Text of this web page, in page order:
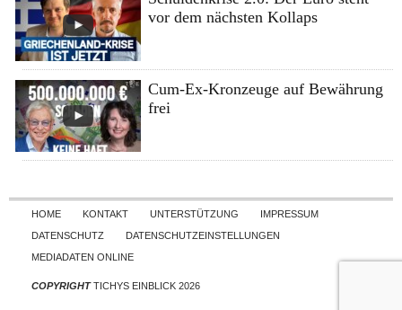
vor dem nächsten Kollaps
Cum-Ex-Kronzeuge auf Bewährung
frei
Skip to content
HOME KONTAKT UNTERSTÜTZUNG
IMPRESSUM
DATENSCHUTZ
DATENSCHUTZEINSTELLUNGEN
MEDIADATEN ONLINE
COPYRIGHTTICHYS EINBLICK 2026